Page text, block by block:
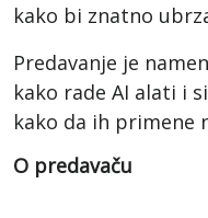
kako bi znatno
Predavanje je
kako rade AI alati i
kako da ih primene
O predavaču